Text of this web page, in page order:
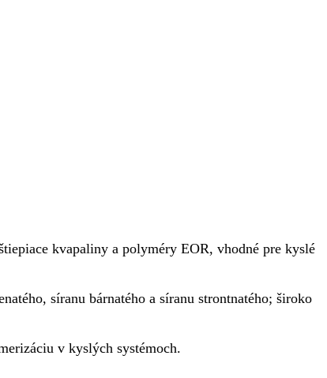
kvapaliny a polyméry EOR, vhodné pre kyslé
síranu bárnatého a síranu strontnatého; široko
v kyslých systémoch.